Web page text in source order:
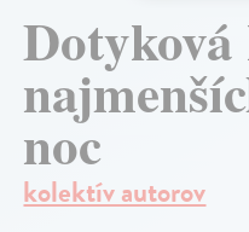
noc
kolektív autorov